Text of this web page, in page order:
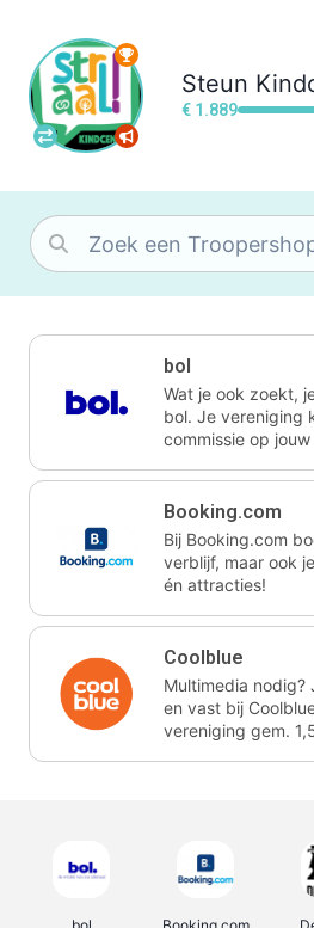
Steun
€ 1.889
bol
Wat je ook zoekt,
bol. Je vereniging
commissie op
Booking.com
Bij Booking.com
verblijf, maar ook
én attracties!
Coolblue
Multimedia
en vast bij
vereniging gem.